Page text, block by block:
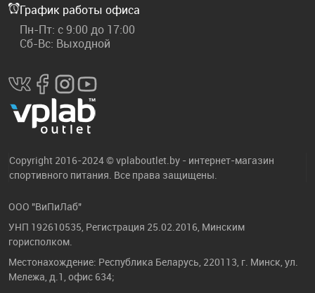
График работы офиса
Пн-Пт: с 9:00 до 17:00
Сб-Вс: Выходной
Copyright 2016-2024 © vplaboutlet.by - интернет-магазин
спортивного питания. Все права защищены.
ООО "ВиПиЛаб"
УНП 192610535, Регистрация 25.02.2016, Минским
горисполком.
Местонахождение: Республика Беларусь, 220113, г. Минск, ул.
Мележа, д.1, офис 634;